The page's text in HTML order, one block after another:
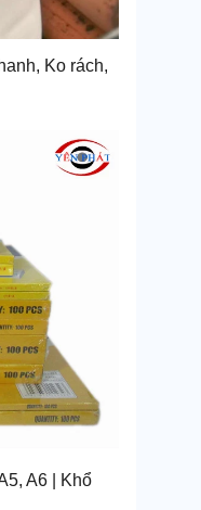
Ko rách,
A6 | Khổ